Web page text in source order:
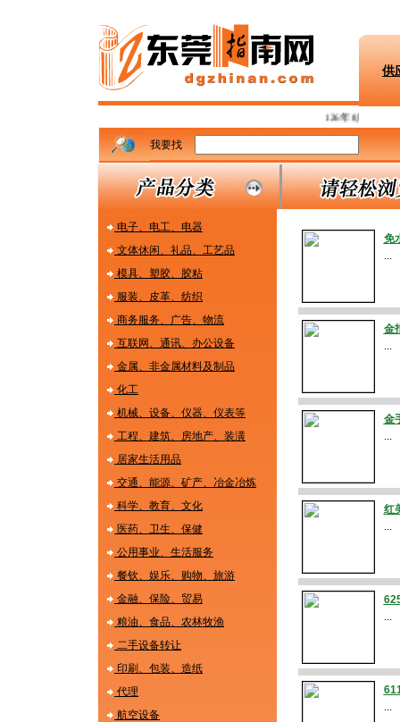
供
126年8月7日星期
我要找
电子、电工、电器
文体休闲、礼品、工艺品
模具、塑胶、胶粘
服装、皮革、纺织
商务服务、广告、物流
互联网、通讯、办公设备
金属、非金属材料及制品
化工
机械、设备、仪器、仪表等
工程、建筑、房地产、装潢
居家生活用品
交通、能源、矿产、冶金冶炼
科学、教育、文化
医药、卫生、保健
公用事业、生活服务
餐钦、娱乐、购物、旅游
金融、保险、贸易
粮油、食品、农林牧渔
二手设备转让
印刷、包装、造纸
代理
航空设备
免
...
金
...
金
...
红
...
...
...